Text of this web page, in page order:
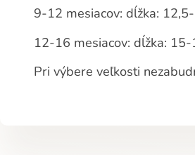
9-12 mesiacov: dĺžka:
12-16 mesiacov: dĺžka:
Pri výbere veľkosti